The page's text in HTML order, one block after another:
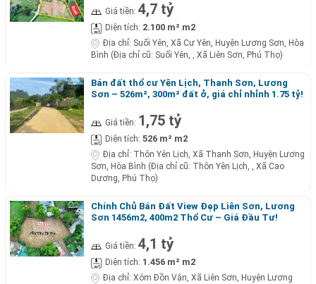
Giá tiền: 4,7 tỷ
Diện tích: 2.100 m² m2
Địa chỉ: Suối Yên, Xã Cư Yên, Huyện Lương Sơn, Hòa
Bình (Địa chỉ cũ: Suối Yên, , Xã Liên Sơn, Phú Thọ)
Bán đất thổ cư Yên Lịch, Thanh Sơn, Lương
Sơn – 526m², 300m² đất ở, giá chỉ nhỉnh 1.75 tỷ!
Giá tiền: 1,75 tỷ
Diện tích: 526 m² m2
Địa chỉ: Thôn Yên Lịch, Xã Thanh Sơn, Huyện Lương
Sơn, Hòa Bình (Địa chỉ cũ: Thôn Yên Lịch, , Xã Cao
Dương, Phú Thọ)
Chính Chủ Bán Đất View Đẹp Liên Sơn, Lương
Sơn 1456m2, 400m2 Thổ Cư – Giá Đầu Tư!
Giá tiền: 4,1 tỷ
Diện tích: 1.456 m² m2
Địa chỉ: Xóm Đồn Vận, Xã Liên Sơn, Huyện Lương